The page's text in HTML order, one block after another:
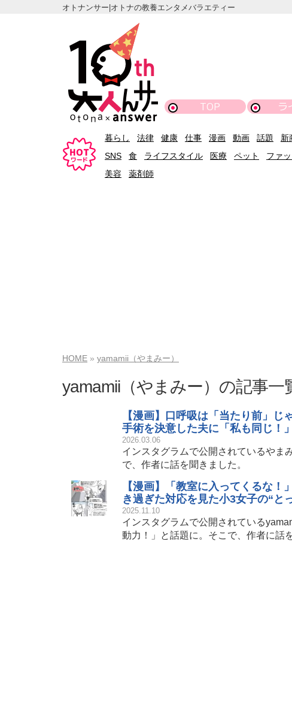
オトナンサー|オトナの教養エンタメバラエティー
TOP ラ
暮らし 法律 健康 仕事 漫画 動画 話題 新
SNS
食 ライフスタイル 医療 ペット ファ
美容
薬剤師
HOME yamamii（やまみー）
yamamii（やまみー）の記事一
【漫画】口呼吸は「当たり前」
手術を決意した夫に「私も同じ！」
2026.03.06
インスタグラムで公開されているやま
で、作者に話を聞きました。
【漫画】「教室に入ってくるな
き過ぎた対応を見た小3女子の“と
2025.11.10
インスタグラムで公開されている
動力！」と話題に。そこで、作者に話